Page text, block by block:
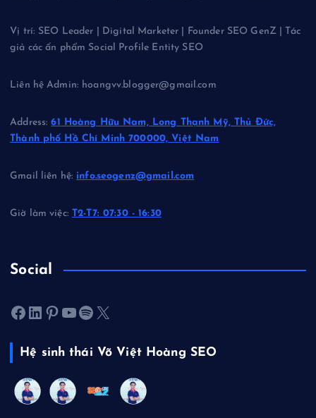
Vị trí: SEO Leader | Digital Marketer | Founder SEO GenZ | Tác
giả các ấn phẩm Social Profile Entity SEO
Liên hệ Admin: hoangvv.blogger@gmail.com
Address:61 Hoàng Hữu Nam, Long Thạnh Mỹ, Thủ Đức,
Thành phố Hồ Chí Minh 700000, Việt Nam
Gmail liên hệ: info.seogenz@gmail.com
Giờ làm việc:T2-T7: 07:30 - 16:30
Social
Facebook LinkedIn Pinterest Youtube Spotify X
Hệ sinh thái Võ Việt Hoàng SEO